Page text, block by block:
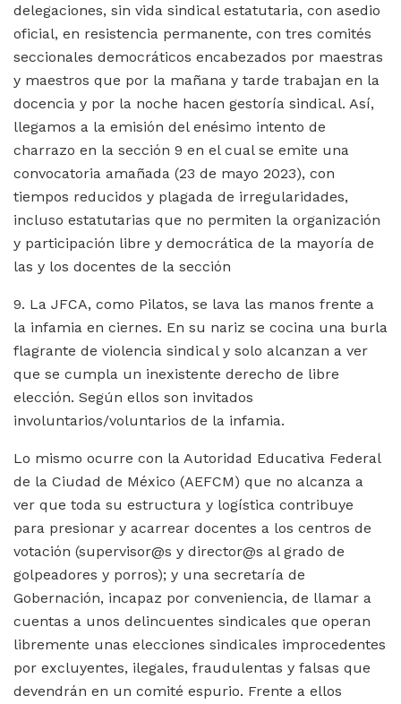
delegaciones, sin vida sindical estatutaria, con asedio
oficial, en resistencia permanente, con tres comités
seccionales democráticos encabezados por maestras
y maestros que por la mañana y tarde trabajan en la
docencia y por la noche hacen gestoría sindical. Así,
llegamos a la emisión del enésimo intento de
charrazo en la sección 9 en el cual se emite una
convocatoria amañada (23 de mayo 2023), con
tiempos reducidos y plagada de irregularidades,
incluso estatutarias que no permiten la organización
y participación libre y democrática de la mayoría de
las y los docentes de la sección
9. La JFCA, como Pilatos, se lava las manos frente a
la infamia en ciernes. En su nariz se cocina una burla
flagrante de violencia sindical y solo alcanzan a ver
que se cumpla un inexistente derecho de libre
elección. Según ellos son invitados
involuntarios/voluntarios de la infamia.
Lo mismo ocurre con la Autoridad Educativa Federal
de la Ciudad de México (AEFCM) que no alcanza a
ver que toda su estructura y logística contribuye
para presionar y acarrear docentes a los centros de
votación (supervisor@s y director@s al grado de
golpeadores y porros); y una secretaría de
Gobernación, incapaz por conveniencia, de llamar a
cuentas a unos delincuentes sindicales que operan
libremente unas elecciones sindicales improcedentes
por excluyentes, ilegales, fraudulentas y falsas que
devendrán en un comité espurio. Frente a ellos